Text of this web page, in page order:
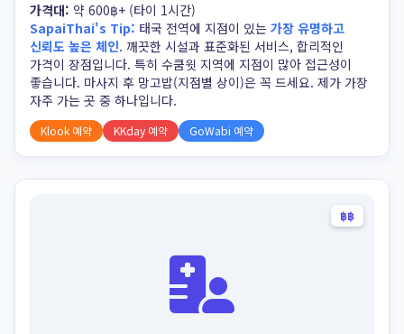
가격대: 약 600฿+ (타이 1시간)
SapaiThai's Tip: 태국 전역에 지점이 있는 가장 유명하고
신뢰도 높은 체인. 깨끗한 시설과 표준화된 서비스, 합리적인
가격이 장점입니다. 특히 수쿰윗 지역에 지점이 많아 접근성이
좋습니다. 마사지 후 망고밥(지점별 상이)은 꼭 드세요. 제가 가장
자주 가는 곳 중 하나입니다.
Klook 예약 KKday 예약 GoWabi 예약
฿฿